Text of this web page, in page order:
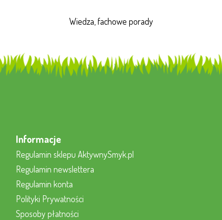
Wiedza, fachowe porady
Informacje
Regulamin sklepu AktywnySmyk.pl
Regulamin newslettera
Regulamin konta
Polityki Prywatności
Sposoby płatności